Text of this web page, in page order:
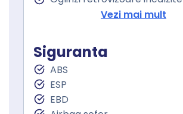
Oglinzi exterioare
Asistent staionare in rampa
Lumini de zi
Lumini de zi LED
Proiectoare ceata
Sistem Start Stop
Vezi mai mult
Siguranta
ABS
ESP
EBD